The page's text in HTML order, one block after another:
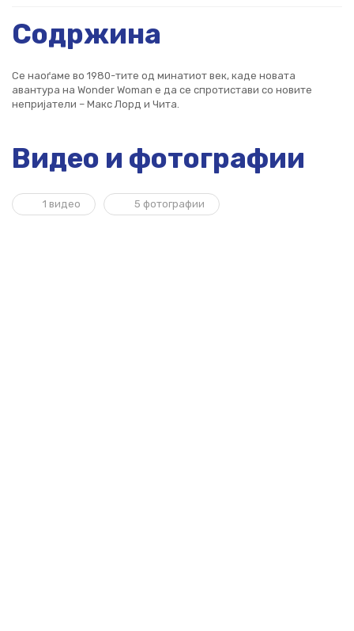
Содржина
Се наоѓаме во 1980-тите од минатиот век, каде новата
авантура на Wonder Woman е да се спротистави со новите
непријатели – Макс Лорд и Чита.
Видео и фотографии
1 видео 5 фотографии